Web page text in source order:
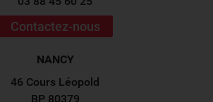
Contactez-nous
NANCY
46 Cours Léopold
BP 80379